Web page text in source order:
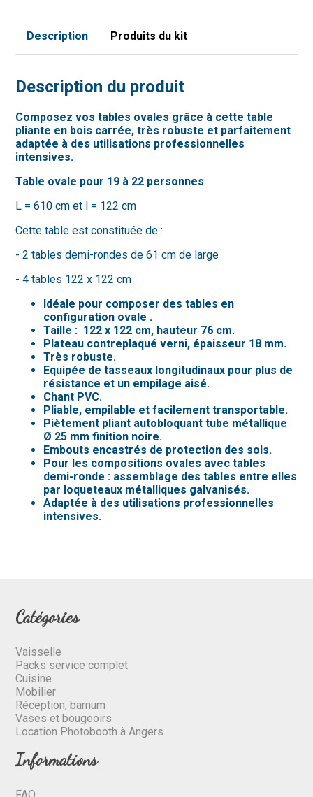
Description Produits du kit
Description du produit
Composez vos tables ovales grâce à cette table
pliante en bois carrée, très robuste et parfaitement
adaptée à des utilisations professionnelles
intensives.
Table ovale pour 19 à 22 personnes
L = 610 cm et l = 122 cm
Cette table est constituée de :
- 2 tables demi-rondes de 61 cm de large
- 4 tables 122 x 122 cm
Idéale pour composer des tables en
configuration ovale .
Taille : 122 x 122 cm, hauteur 76 cm.
Plateau contreplaqué verni, épaisseur 18 mm.
Très robuste.
Equipée de tasseaux longitudinaux pour plus de
résistance et un empilage aisé.
Chant PVC.
Pliable, empilable et facilement transportable.
Piètement pliant autobloquant tube métallique
Ø 25 mm finition noire.
Embouts encastrés de protection des sols.
Pour les compositions ovales avec tables
demi-ronde : assemblage des tables entre elles
par loqueteaux métalliques galvanisés.
Adaptée à des utilisations professionnelles
intensives.
Catégories
Vaisselle
Packs service complet
Cuisine
Mobilier
Réception, barnum
Vases et bougeoirs
Location Photobooth à Angers
Informations